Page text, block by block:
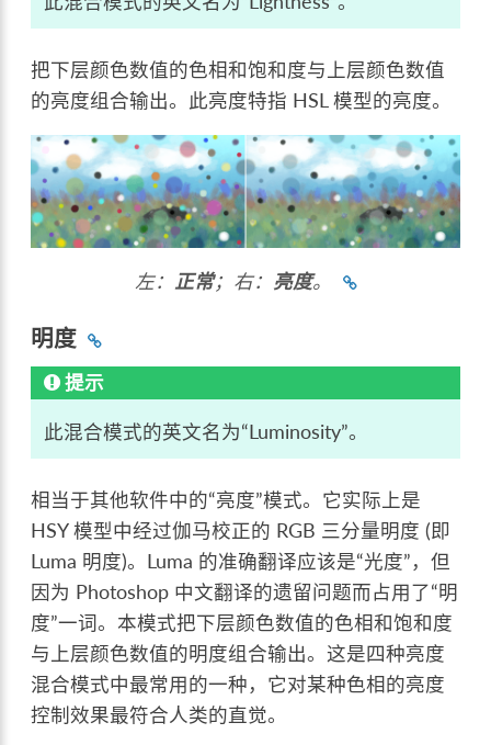
把下层颜色数值的色相和饱和度与上层颜色数值
的亮度组合输出。此亮度特指 HSL 模型的亮度。
左： 正常；右： 亮度。
明度
提示
此混合模式的英文名为“Luminosity”。
相当于其他软件中的“亮度”模式。它实际上是
HSY 模型中经过伽马校正的 RGB 三分量明度 (即
Luma 明度)。Luma 的准确翻译应该是“光度”，但
因为 Photoshop 中文翻译的遗留问题而占用了“明
度”一词。本模式把下层颜色数值的色相和饱和度
与上层颜色数值的明度组合输出。这是四种亮度
混合模式中最常用的一种，它对某种色相的亮度
控制效果最符合人类的直觉。